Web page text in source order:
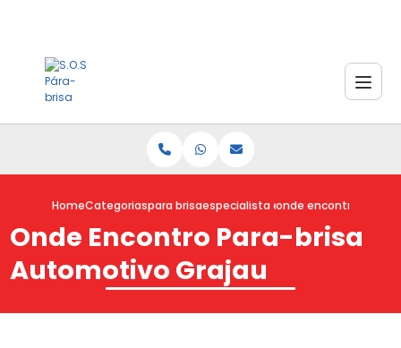
HomeCategoriaspara brisaespecialista em para brisa
onde encontro para
Onde Encontro Para-brisa
Automotivo Grajau